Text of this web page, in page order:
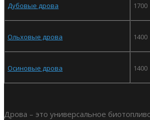
Дубовые дрова 1700
Ольховые дрова 1400
Осиновые дрова 1400
Дрова – это универсальное